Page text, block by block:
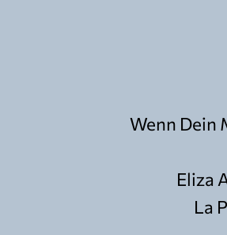
Wenn Dein
Eliza
La